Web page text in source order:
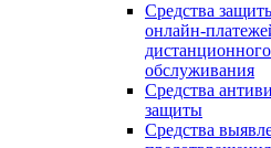
Средства
онлайн-
обслуживания
Средства
защиты
Средства